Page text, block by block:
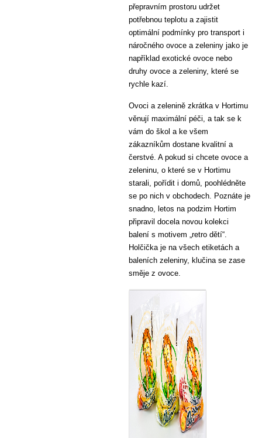
přepravním prostoru udržet
potřebnou teplotu a zajistit
optimální podmínky pro transport i
náročného ovoce a zeleniny jako je
například exotické ovoce nebo
druhy ovoce a zeleniny, které se
rychle kazí.
Ovoci a zelenině zkrátka v Hortimu
věnují maximální péči, a tak se k
vám do škol a ke všem
zákazníkům dostane kvalitní a
čerstvé. A pokud si chcete ovoce a
zeleninu, o které se v Hortimu
starali, pořídit i domů, poohlédněte
se po nich v obchodech. Poznáte je
snadno, letos na podzim Hortim
připravil docela novou kolekci
balení s motivem „retro dětí“.
Holčička je na všech etiketách a
baleních zeleniny, klučina se zase
směje z ovoce.